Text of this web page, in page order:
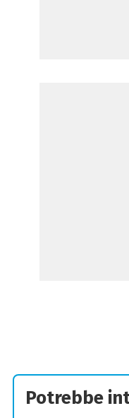
Potrebbe